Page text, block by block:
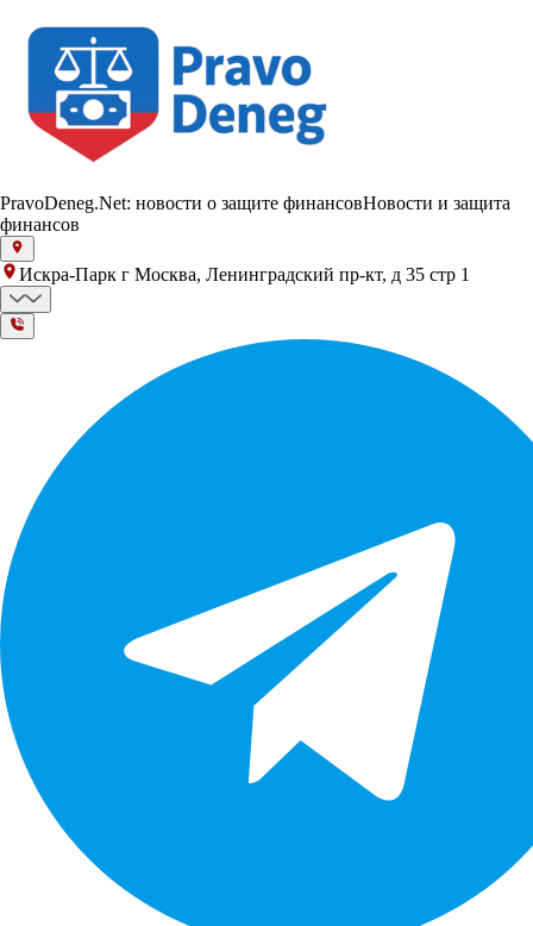
PravoDeneg.Net: новости о защите финансовНовости и защита
финансов
Искра-Парк г Москва, Ленинградский пр-кт, д 35 стр 1